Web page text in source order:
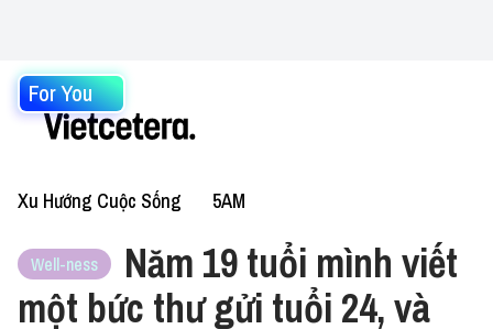
For You
Xu Hướng Cuộc Sống 5AM
Well-ness
Năm 19 tuổi mình viết
một bức thư gửi tuổi 24, và